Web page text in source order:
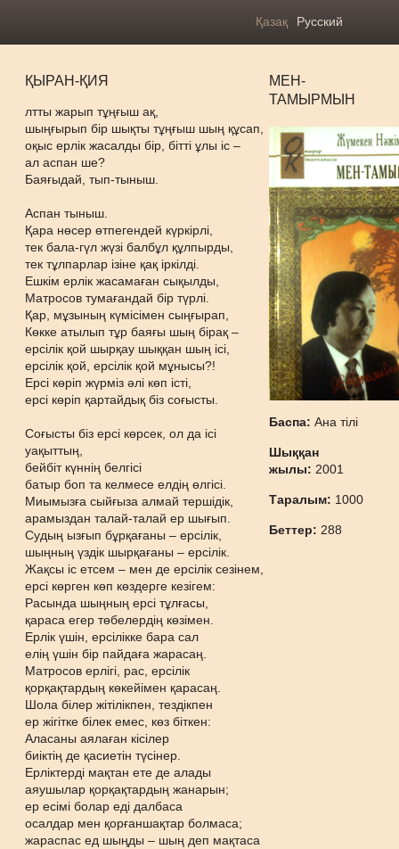
Қазақ Русский
ҚЫРАН-ҚИЯ
лтты жарып тұңғыш ақ,
шыңғырып бір шықты тұңғыш шың құсап,
оқыс ерлік жасалды бір, бітті ұлы іс –
ал аспан ше?
Баяғыдай, тып-тыныш.
Аспан тыныш.
Қара нөсер өтпегендей күркірлі,
тек бала-гүл жүзі балбұл құлпырды,
тек тұлпарлар ізіне қақ іркілді.
Ешкім ерлік жасамаған сықылды,
Матросов тумағандай бір түрлі.
Қар, мұзының күмісімен сыңғырап,
Көкке атылып тұр баяғы шың бірақ –
ерсілік қой шырқау шыққан шың ісі,
ерсілік қой, ерсілік қой мұнысы?!
Ерсі көріп жүрміз әлі көп істі,
ерсі көріп қартайдық біз соғысты.
Соғысты біз ерсі көрсек, ол да ісі
уақыттың,
бейбіт күннің белгісі
батыр боп та келмесе елдің өлгісі.
Миымызға сыйғыза алмай тершідік,
арамыздан талай-талай ер шығып.
Судың ызғып бұрқағаны – ерсілік,
шыңның үздік шырқағаны – ерсілік.
Жақсы іс етсем – мен де ерсілік сезінем,
ерсі көрген көп көздерге кезігем:
Расында шыңның ерсі тұлғасы,
қараса егер төбелердің көзімен.
Ерлік үшін, ерсілікке бара сал
елің үшін бір пайдаға жарасаң.
Матросов ерлігі, рас, ерсілік
қорқақтардың көкейімен қарасаң.
Шола білер жітілікпен, тездікпен
ер жігітке білек емес, көз біткен:
Аласаны аялаған кісілер
биіктің де қасиетін түсінер.
Ерліктерді мақтан ете де алады
аяушылар қорқақтардың жанарын;
ер есімі болар еді далбаса
осалдар мен қорғаншақтар болмаса;
жараспас ед шыңды – шың деп мақтаса
МЕН-
ТАМЫРМЫН
Баспа:Ана тілі
Шыққан
жылы: 2001
Таралым: 1000
Беттер: 288